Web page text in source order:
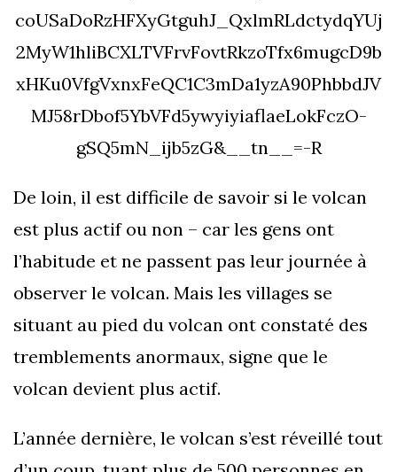
coUSaDoRzHFXyGtguhJ_QxlmRLdctydqYUj
2MyW1hliBCXLTVFrvFovtRkzoTfx6mugcD9b
xHKu0VfgVxnxFeQC1C3mDa1yzA90PhbbdJV
MJ58rDbof5YbVFd5ywyiyiaflaeLokFczO-
gSQ5mN_ijb5zG&__tn__=-R
De loin, il est difficile de savoir si le volcan
est plus actif ou non – car les gens ont
l’habitude et ne passent pas leur journée à
observer le volcan. Mais les villages se
situant au pied du volcan ont constaté des
tremblements anormaux, signe que le
volcan devient plus actif.
L’année dernière, le volcan s’est réveillé tout